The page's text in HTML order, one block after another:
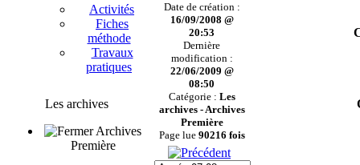
Activités
Fiches
méthode
Travaux
pratiques
Les archives
Archives
Première
Date de création :
16/09/2008 @
20:53
Dernière
modification :
22/06/2009 @
08:50
Catégorie : Les
archives - Archives
Première
Page lue 90216 fois